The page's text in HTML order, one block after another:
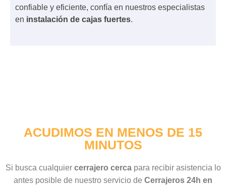
confiable y eficiente, confía en nuestros especialistas
en instalación de cajas fuertes.
ACUDIMOS EN MENOS DE 15
MINUTOS
Si busca cualquier cerrajero cercapara recibir asistencia lo
antes posible de nuestro servicio de Cerrajeros 24h en